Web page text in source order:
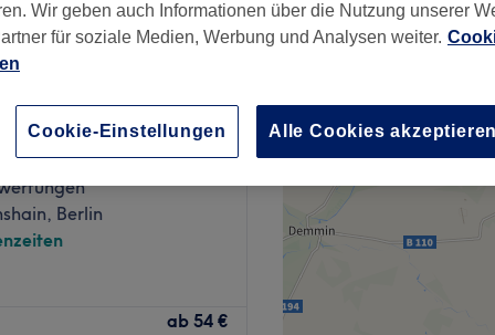
Alltagsstress
lassen. Hier erwarten
Berlin
ab 54 €
Wir geben auch Informationen über die Nutzung unserer
für soziale Medien, Werbung und Analysen weiter.
Cookie-Einstellungen Alle Cookies akzeptieren